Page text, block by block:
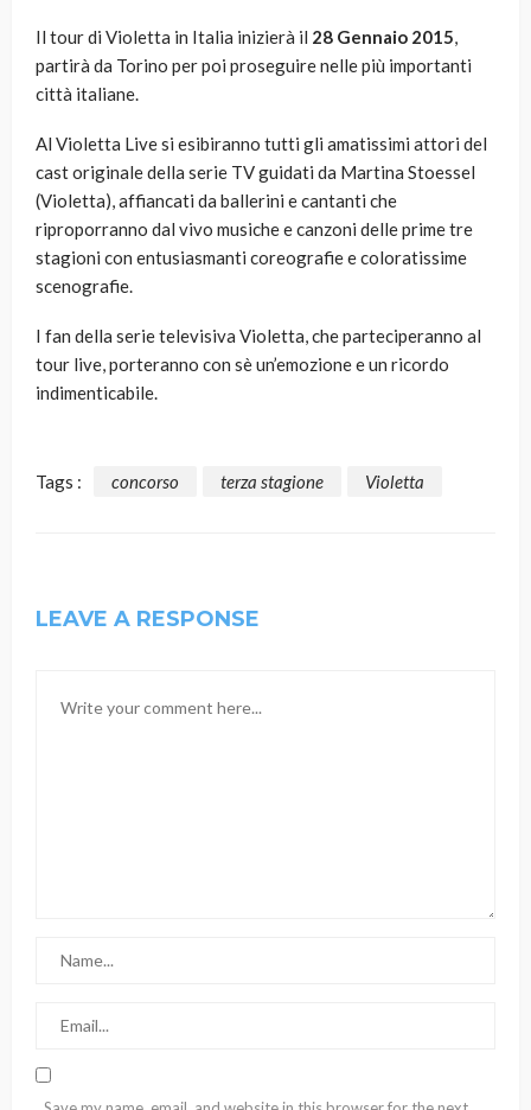
Il tour di Violetta in Italia inizierà il 28 Gennaio 2015,
partirà da Torino per poi proseguire nelle più importanti
città italiane.
Al Violetta Live si esibiranno tutti gli amatissimi attori del
cast originale della serie TV guidati da Martina Stoessel
(Violetta), affiancati da ballerini e cantanti che
riproporranno dal vivo musiche e canzoni delle prime tre
stagioni con entusiasmanti coreografie e coloratissime
scenografie.
I fan della serie televisiva Violetta, che parteciperanno al
tour live, porteranno con sè un’emozione e un ricordo
indimenticabile.
Tags : concorso terza stagione Violetta
LEAVE A RESPONSE